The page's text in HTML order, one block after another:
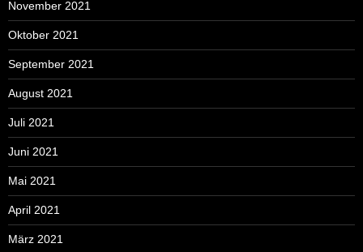
November 2021
Oktober 2021
September 2021
August 2021
Juli 2021
Juni 2021
Mai 2021
April 2021
März 2021